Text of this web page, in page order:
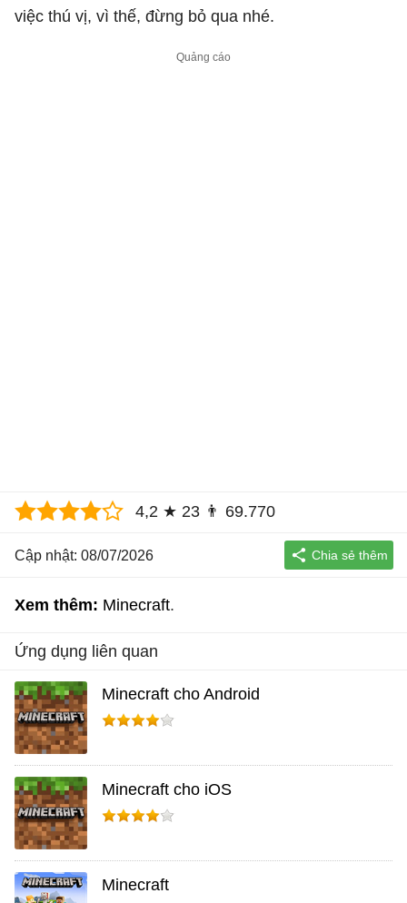
việc thú vị, vì thế, đừng bỏ qua nhé.
4,2 ★ 23 👨 69.770
Cập nhật: 08/07/2026
Xem thêm: Minecraft
Ứng dụng liên quan
Minecraft cho Android
Minecraft cho iOS
Minecraft